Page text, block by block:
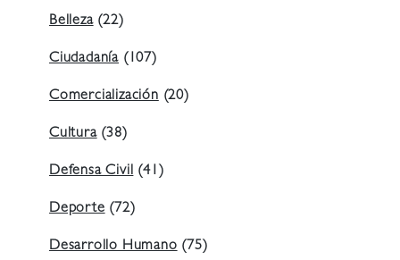
Belleza(22)
Ciudadanía (107)
Comercialización (20)
Cultura(38)
Defensa Civil (41)
Deporte (72)
Desarrollo Humano (75)